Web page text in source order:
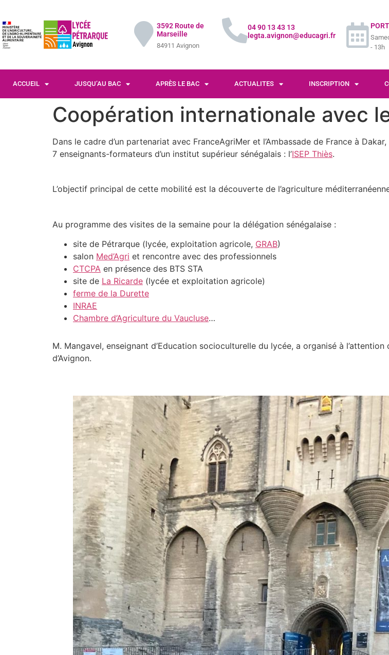
3592 Route de
Marseille
84911 Avignon
04 90 13 43 13
legta.avignon@educagri.fr
- 13h
ACCUEIL JUSQU’AU BAC APRÈS LE BAC ACTUALITES INSCRIPTION
Coopération internationale avec
Dans le cadre d’un partenariat avec FranceAgriMer et l’Ambassade de France à
7 enseignants-formateurs d’un institut supérieur sénégalais : l’ISEP Thiès.
L’objectif principal de cette mobilité est la découverte de l’agriculture
Au programme des visites de la semaine pour la délégation sénégalaise :
site de Pétrarque (lycée, exploitation agricole, GRAB)
salon Med’Agri et rencontre avec des professionnels
CTCPA en présence des BTS STA
site de La Ricarde (lycée et exploitation agricole)
ferme de la Durette
INRAE
Chambre d’Agriculture du Vaucluse…
M. Mangavel, enseignant d’Education socioculturelle du lycée, a organisé à
d’Avignon.